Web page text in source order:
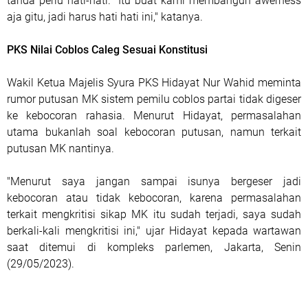
aja gitu, jadi harus hati hati ini," katanya.
PKS Nilai Coblos Caleg Sesuai Konstitusi
Wakil Ketua Majelis Syura PKS Hidayat Nur Wahid meminta
rumor putusan MK sistem pemilu coblos partai tidak digeser
ke kebocoran rahasia. Menurut Hidayat, permasalahan
utama bukanlah soal kebocoran putusan, namun terkait
putusan MK nantinya.
"Menurut saya jangan sampai isunya bergeser jadi
kebocoran atau tidak kebocoran, karena permasalahan
terkait mengkritisi sikap MK itu sudah terjadi, saya sudah
berkali-kali mengkritisi ini," ujar Hidayat kepada wartawan
saat ditemui di kompleks parlemen, Jakarta, Senin
(29/05/2023).